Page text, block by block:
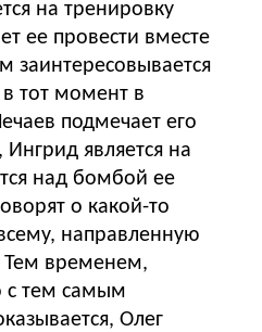
на тренировку
ее провести вместе
заинтересовывается
тот момент в
подмечает его
Ингрид является на
над бомбой ее
о какой-то
направленную
с тем самым
Олег